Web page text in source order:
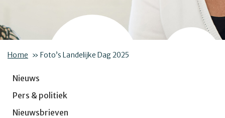
Home » Foto’s Landelijke Dag 2025
Nieuws
Pers & politiek
Nieuwsbrieven